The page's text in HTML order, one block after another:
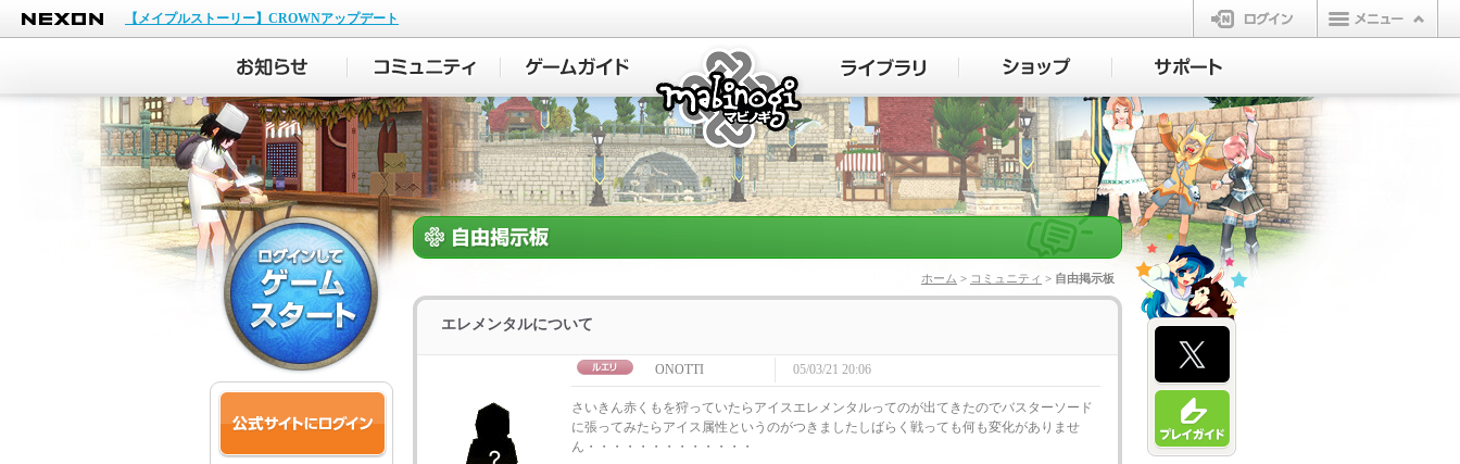
NEXON
【メイプルストーリー】CROWNアップデート
ログイン
マビノギ
ホーム > コミュニティ > 自由掲示板
エレメンタルについて
ONOTTI 05/03/21 20:06
さいきん赤くもを狩っていたらアイスエレメンタルってのが出てきたのでバスターソード
に張ってみたらアイス属性というのがつきましたしばらく戦っても何も変化がありませ
ん・・・・・・・・・・・・・